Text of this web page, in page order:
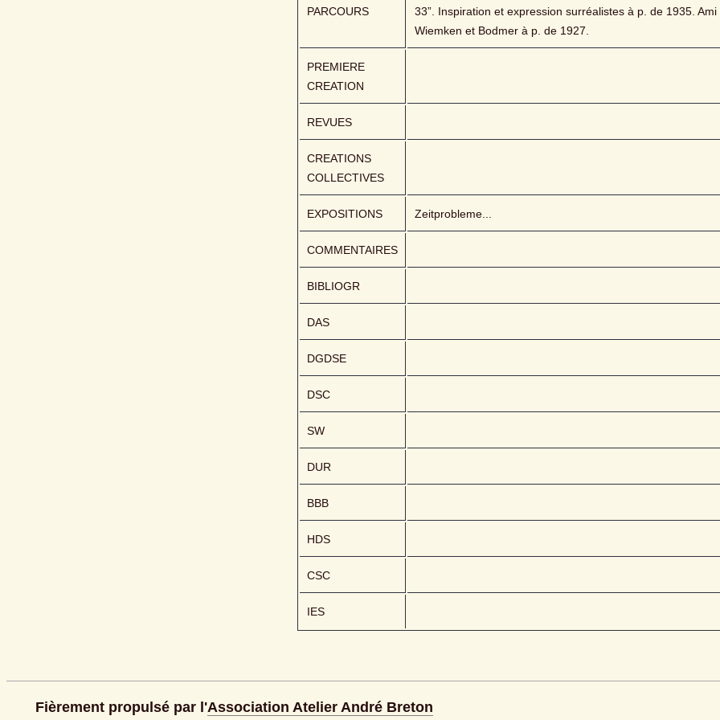
PARCOURS
33”. Inspiration et expression surréalistes à p. de 1935. Ami
Wiemken et Bodmer à p. de 1927.
PREMIERE
CREATION
REVUES
CREATIONS
COLLECTIVES
EXPOSITIONS Zeitprobleme...
COMMENTAIRES
BIBLIOGR
DAS
DGDSE
DSC
SW
DUR
BBB
HDS
CSC
IES
Fièrement propulsé par l'Association Atelier André Breton